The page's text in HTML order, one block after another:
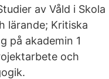
av Våld i Skola
lärande; Kritiska
på akademin 1
och